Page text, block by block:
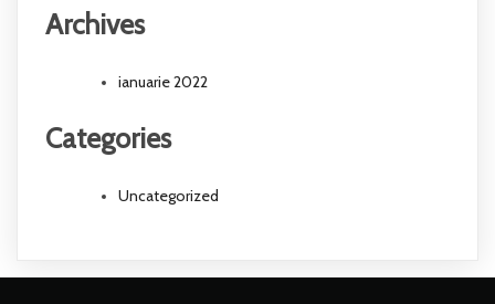
Archives
ianuarie 2022
Categories
Uncategorized